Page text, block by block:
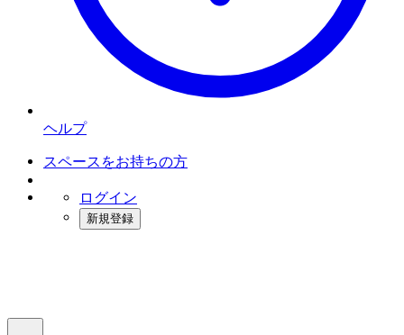
ヘルプ
スペースをお持ちの方
ログイン
新規登録